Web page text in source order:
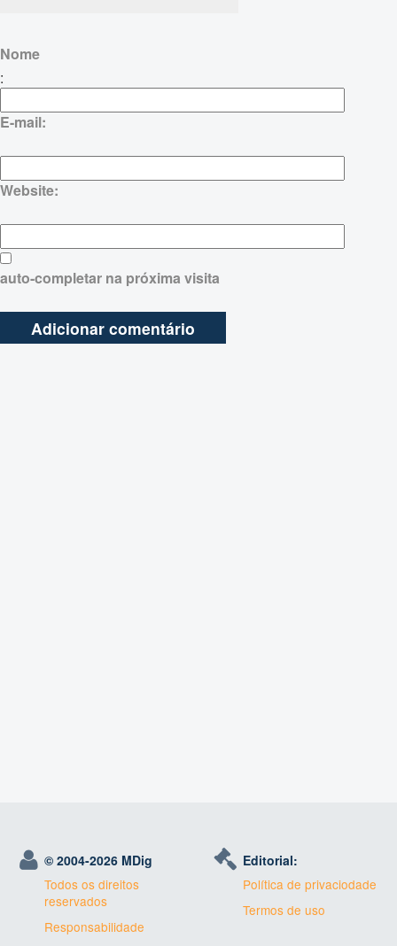
Nome
:
E-mail:
Website:
auto-completar na próxima visita
© 2004-2026 MDig
Todos os direitos
reservados
Responsabilidade
Editorial:
Política de privaciodade
Termos de uso